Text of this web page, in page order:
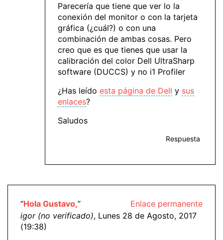
Parecería que tiene que ver lo la
conexión del monitor o con la tarjeta
gráfica (¿cuál?) o con una
combinación de ambas cosas. Pero
creo que es que tienes que usar la
calibración del color Dell UltraSharp
software (DUCCS) y no i1 Profiler
¿Has leído esta página de Dell y sus
enlaces?
Saludos
Respuesta
Enlace permanente
“Hola Gustavo,”
igor (no verificado), Lunes 28 de Agosto, 2017
(19:38)